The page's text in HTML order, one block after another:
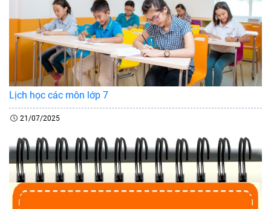
Lịch học các môn lớp 7
21/07/2025